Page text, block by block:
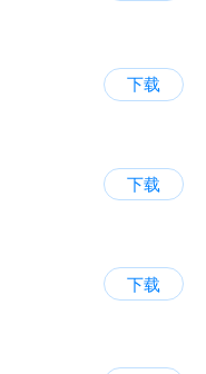
下载
下载
下载